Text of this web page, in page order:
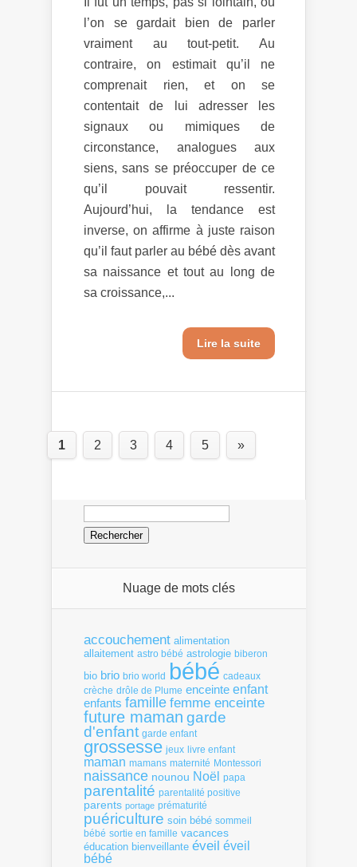
l’on se gardait bien de parler
vraiment au tout-petit. Au
contraire, on estimait qu’il ne
comprenait rien, et on se
contentait de lui adresser les
signaux ou mimiques de
circonstance, analogues aux
siens, sans se préoccuper de ce
qu’il pouvait ressentir.
Aujourd’hui, la tendance est
inverse, on affirme à juste raison
qu’il faut parler au bébé dès avant
sa naissance et tout au long de
sa croissance,...
Lire la suite
1 2 3 4 5 »
Rechercher :
Nuage de mots clés
accouchement alimentation
allaitement astro bébé astrologie biberon
bio brio brio world bébé cadeaux
crèche drôle de Plume enceinte enfant
enfants famille femme enceinte
future maman garde
d'enfant garde enfant
grossesse jeux livre enfant
maman mamans maternité Montessori
naissance nounou Noël papa
parentalité parentalité positive
parents portage prématurité
puériculture soin bébé sommeil
bébé sortie en famille vacances
éducation bienveillante éveil éveil
bébé